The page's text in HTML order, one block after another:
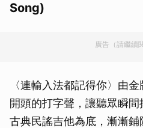
Song)
廣告（請繼續
〈連輸入法都記得你〉由
開頭的打字聲，讓聽眾瞬
古典民謠吉他為底，漸漸鋪